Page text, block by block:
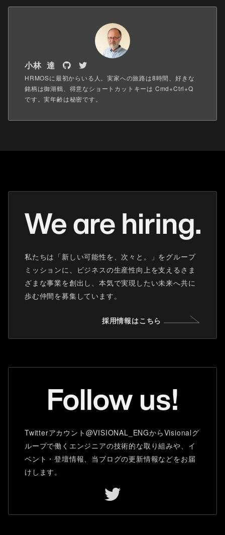
小林 達
HRMOSに最初からいる人。実家への旅路は8時間、好きな
銘柄は御湖鶴、得意なショートカットキーは Cmd+Ctrl+Q
です。実年齢は秘密です。
私たちは「新しい可能性を、次々と。」をグループ
ミッションに、ビジネスの生産性向上を支えるさま
ざまな事業を創出し、本気で実現したい未来へ共に
歩む仲間を募集しています。
採用情報はこちら
Twitterアカウント@VISIONAL_ENGからVisionalグ
ループで働くエンジニアの技術的な取り組みや、イ
ベント・登壇情報、当ブログの更新情報などをお届
けします。